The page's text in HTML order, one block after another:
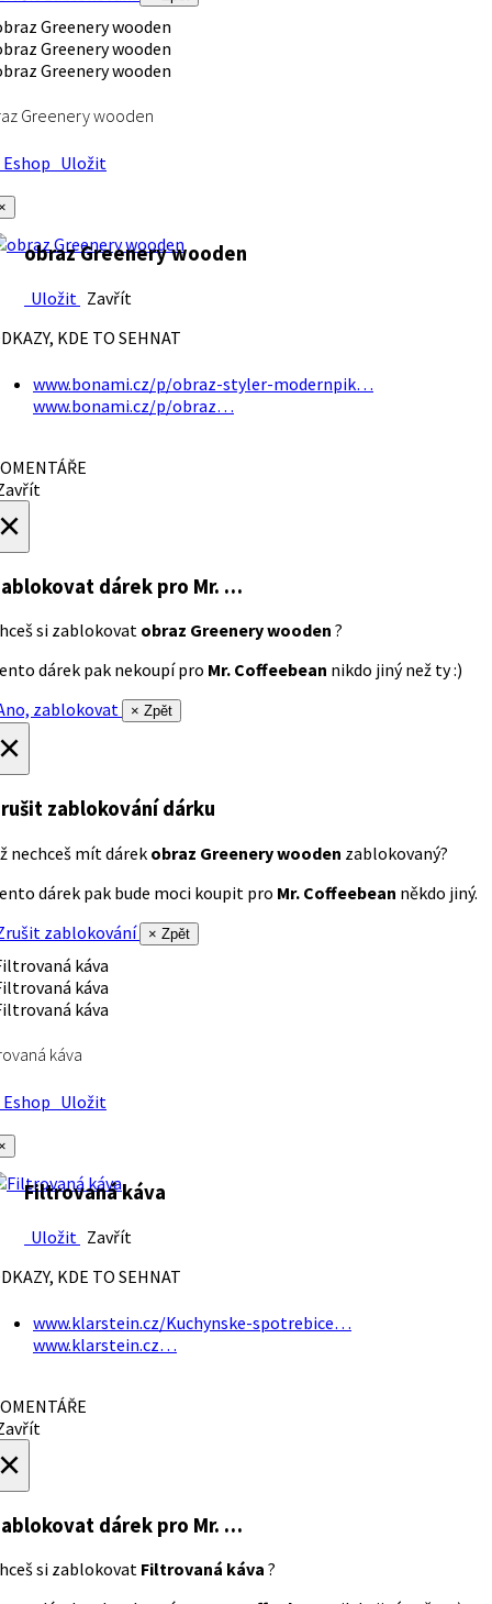
Greenery wooden
Uložit
obraz Greenery wooden
Uložit Zavřít
KDE TO SEHNAT
www.bonami.cz/p/obraz-styler-modernpik…
www.bonami.cz/p/obraz…
dárek pro Mr. …
si zablokovat obraz Greenery wooden ?
dárek pak nekoupí pro Mr. Coffeebean nikdo jiný než ty :)
zablokovat
× Zpět
zablokování dárku
nechceš mít dárek obraz Greenery wooden zablokovaný?
dárek pak bude moci koupit pro Mr. Coffeebean někdo jiný.
zablokování
× Zpět
káva
Uložit
Filtrovaná káva
Uložit Zavřít
KDE TO SEHNAT
www.klarstein.cz/Kuchynske-spotrebice…
www.klarstein.cz…
dárek pro Mr. …
si zablokovat Filtrovaná káva ?